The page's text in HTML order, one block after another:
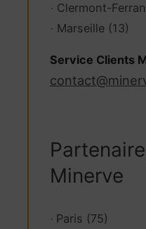
· Clermont-
· Marseille (13)
Service Clients
Minerve
· Paris (75)